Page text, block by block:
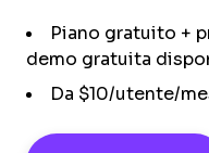
Piano gratuito +
demo gratuita
Da $10/utente/